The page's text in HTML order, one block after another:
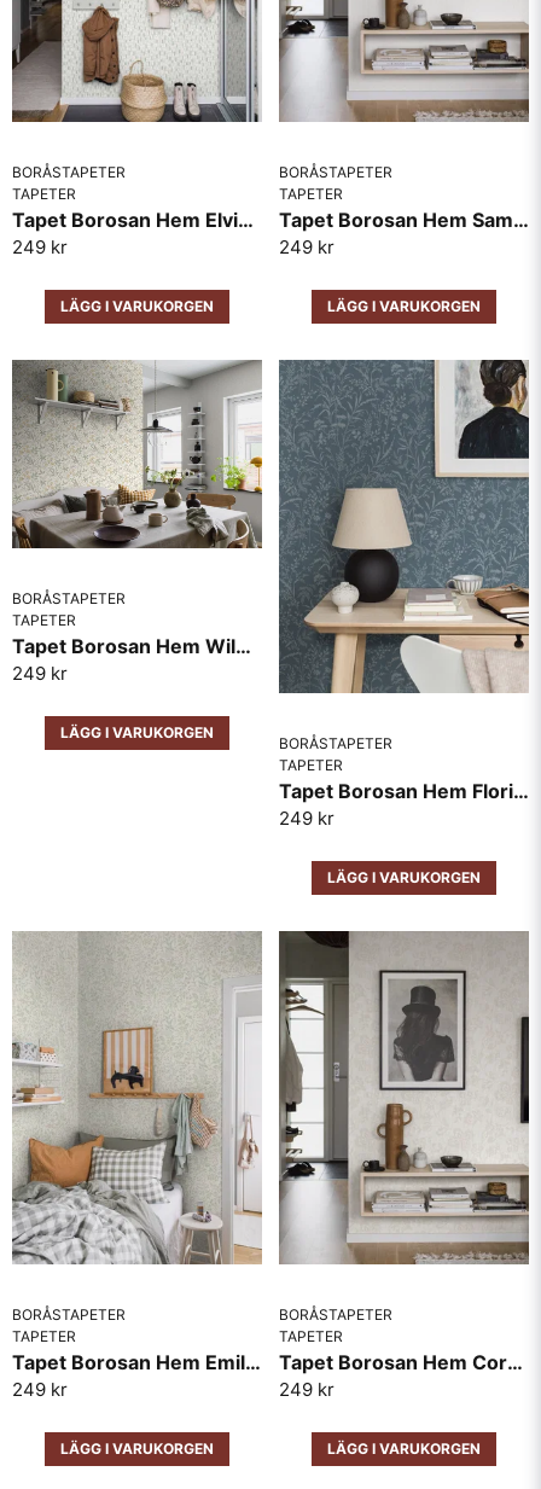
BORÅSTAPETER
TAPETER
Tapet Borosan Hem Elvis 38762
249 kr
LÄGG I VARUKORGEN
BORÅSTAPETER
TAPETER
Tapet Borosan Hem Samira 38743
249 kr
LÄGG I VARUKORGEN
BORÅSTAPETER
TAPETER
Tapet Borosan Hem Wilma 38752
249 kr
LÄGG I VARUKORGEN
BORÅSTAPETER
TAPETER
Tapet Borosan Hem Florian 38739
249 kr
LÄGG I VARUKORGEN
BORÅSTAPETER
TAPETER
Tapet Borosan Hem Emil 38734
249 kr
LÄGG I VARUKORGEN
BORÅSTAPETER
TAPETER
Tapet Borosan Hem Cornelia 38741
249 kr
LÄGG I VARUKORGEN
Skicka fråga